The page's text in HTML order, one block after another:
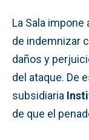
La Sala
de indemnizar
daños y
del ataque. De
subsidiaria
de que el